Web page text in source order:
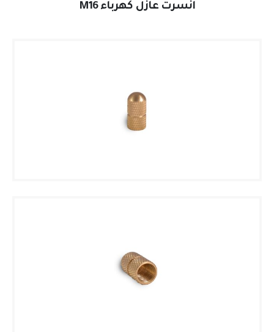
انسرت عازل كهرباء M16